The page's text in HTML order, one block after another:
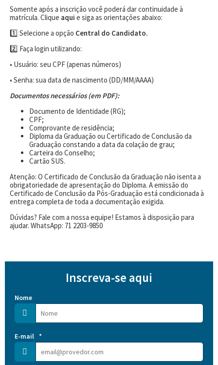
Somente após a inscrição você poderá dar continuidade à
matrícula. Clique aqui e siga as orientações abaixo:
1️⃣ Selecione a opção Central do Candidato.
2️⃣ Faça login utilizando:
• Usuário: seu CPF (apenas números)
• Senha: sua data de nascimento (DD/MM/AAAA)
Documentos necessários (em PDF):
Documento de Identidade (RG);
CPF;
Comprovante de residência;
Diploma da Graduação ou Certificado de Conclusão da
Graduação constando a data da colação de grau;
Carteira do Conselho;
Cartão SUS.
Atenção: O Certificado de Conclusão da Graduação não isenta a
obrigatoriedade de apresentação do Diploma. A emissão do
Certificado de Conclusão da Pós-Graduação está condicionada à
entrega completa de toda a documentação exigida.
Dúvidas? Fale com a nossa equipe! Estamos à disposição para
ajudar. WhatsApp: 71 2203-9850
Inscreva-se aqui
Nome
E-mail *